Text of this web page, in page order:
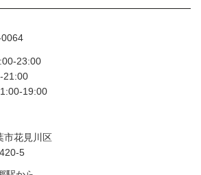
23:00
21:00
19:00
市花見川区
5